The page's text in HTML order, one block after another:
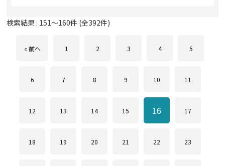
検索結果 : 151～160件 (全392件)
« 前へ 1 2 3 4 5
6 7 8 9 10 11
12 13 14 15 16 17
18 19 20 21 22 23